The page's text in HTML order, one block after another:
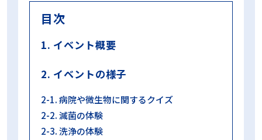
ALL
再生処理の現場
目次
1. イベント概要
2. イベントの様子
2-1. 病院や微生物に関するクイズ
2-2. 滅菌の体験
2-3. 洗浄の体験